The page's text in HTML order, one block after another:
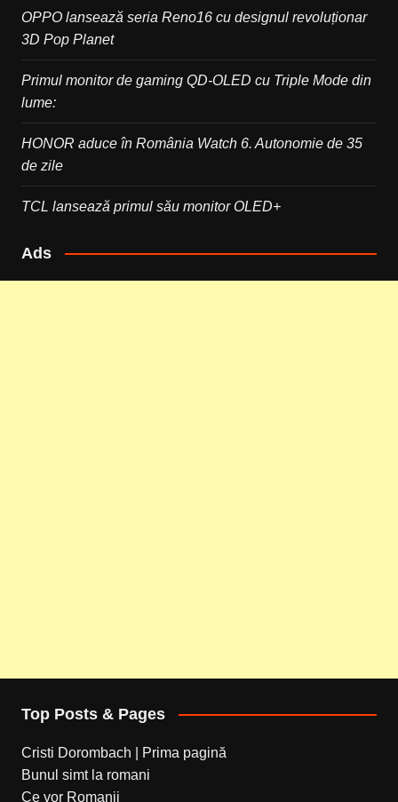
OPPO lansează seria Reno16 cu designul revoluționar
3D Pop Planet
Primul monitor de gaming QD-OLED cu Triple Mode din
lume:
HONOR aduce în România Watch 6. Autonomie de 35
de zile
TCL lansează primul său monitor OLED+
Ads
Top Posts & Pages
Cristi Dorombach | Prima pagină
Bunul simt la romani
Ce vor Romanii